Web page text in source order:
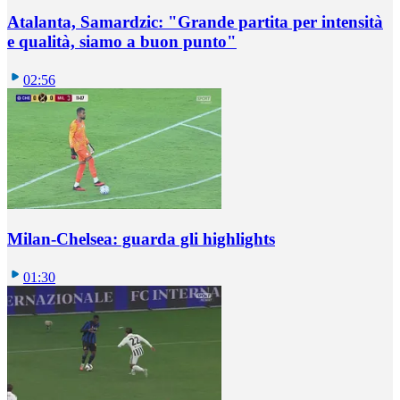
Atalanta, Samardzic: "Grande partita per intensità
e qualità, siamo a buon punto"
02:56
Milan-Chelsea: guarda gli highlights
01:30